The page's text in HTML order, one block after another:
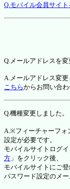
Q.モバイル会員サイト
Q.メールアドレスを変
A.メールアドレス変更
こちらからお問い合わ
Q.機種変更しました。
A.※フィーチャーフォ
設定が必要です。
モバイルサイトログイ
方 」をクリック後、
モバイルサイトにご
パスワード設定のメー